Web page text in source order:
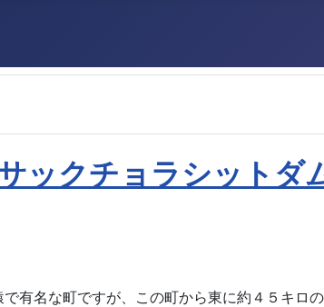
ックチョラシットダ
有名な町ですが、この町から東に約４５キロ